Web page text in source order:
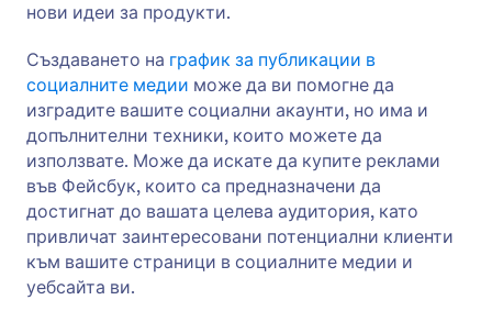
нови идеи за продукти.
Създаването на график за публикации в
социалните медии може да ви помогне да
изградите вашите социални акаунти, но има и
допълнителни техники, които можете да
използвате. Може да искате да купите реклами
във Фейсбук, които са предназначени да
достигнат до вашата целева аудитория, като
привличат заинтересовани потенциални клиенти
към вашите страници в социалните медии и
уебсайта ви.